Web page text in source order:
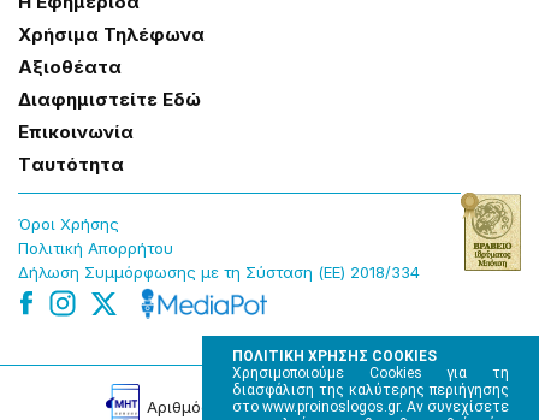
ΠΟΛΙΤΙΚΗ ΧΡΗΣΗΣ COOKIES
Χρησιμοποιούμε Cookies για τη
διασφάλιση της καλύτερης περιήγησης
στο www.proinoslogos.gr. Αν συνεχίσετε
Χρήσɩμα Τηλέφωνα
Αξɩοθέατα
Δɩαφημɩστείτε Εδώ
Επɩκοɩνωνία
Tαυτότητα
Όροɩ Χρήσης
Πολɩτɩκή Απορρήτου
Δήλωση Συμμόρφωσης με τη Σύσταση (ΕΕ) 2018/334
Αρɩθμός Πɩστοποίησης Μ.Η.Τ. 220242